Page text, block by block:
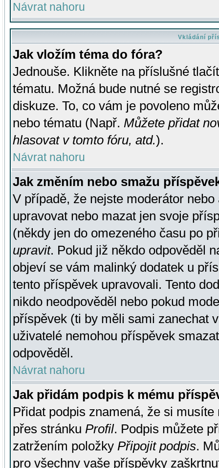
Návrat nahoru
Vkládání
Jak vložím téma do fóra?
Jednouše. Klikněte na příslušné
tématu. Možná bude nutné se
diskuze. To, co vám je povoleno
nebo tématu (Např. Můžete přidat
hlasovat v tomto fóru, atd.).
Návrat nahoru
Jak změním nebo smažu
V případě, že nejste moderátor
upravovat nebo mazat jen svoje
(někdy jen do omezeného času po
upravit. Pokud již někdo odpověděl
objeví se vám malinký dodatek u
tento příspěvek upravovali. Tento
nikdo neodpověděl nebo pokud
příspěvek (ti by měli sami zanechat
uživatelé nemohou příspěvek
odpověděl.
Návrat nahoru
Jak přidám podpis k mému
Přidat podpis znamená, že si
přes stránku Profil. Podpis můžete
zatržením položky Připojit podpis.
pro všechny vaše příspěvky